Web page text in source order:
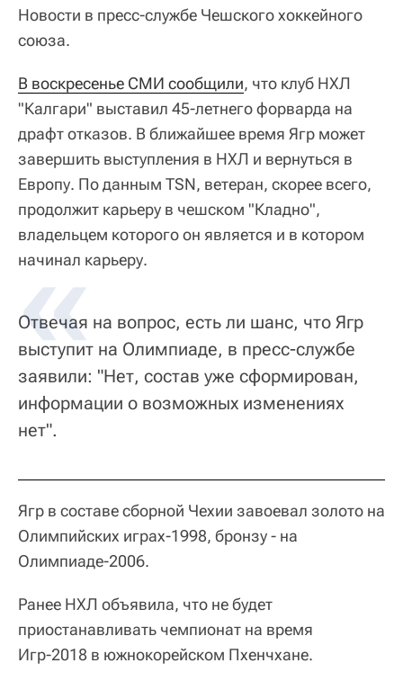
Новости в пресс-службе Чешского хоккейного
союза.
В воскресенье СМИ сообщили, что клуб НХЛ
"Калгари" выставил 45-летнего форварда на
драфт отказов. В ближайшее время Ягр может
завершить выступления в НХЛ и вернуться в
Европу. По данным TSN, ветеран, скорее всего,
продолжит карьеру в чешском "Кладно",
владельцем которого он является и в котором
начинал карьеру.
Отвечая на вопрос, есть ли шанс, что Ягр
выступит на Олимпиаде, в пресс-службе
заявили: "Нет, состав уже сформирован,
информации о возможных изменениях
нет".
Ягр в составе сборной Чехии завоевал золото на
Олимпийских играх-1998, бронзу - на
Олимпиаде-2006.
Ранее НХЛ объявила, что не будет
приостанавливать чемпионат на время
Игр-2018 в южнокорейском Пхенчхане.